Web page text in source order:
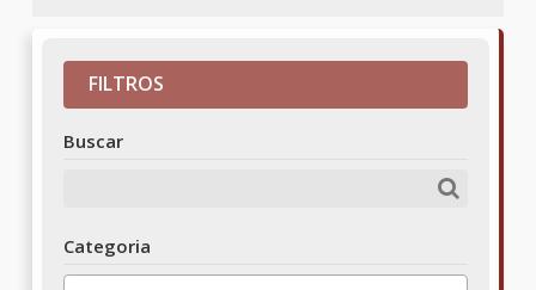
FILTROS
Buscar
Categoria